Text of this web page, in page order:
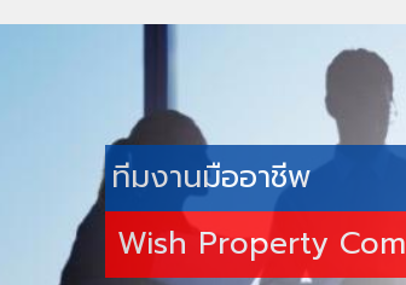
ทีมงานมืออาชีพ
Wish Property